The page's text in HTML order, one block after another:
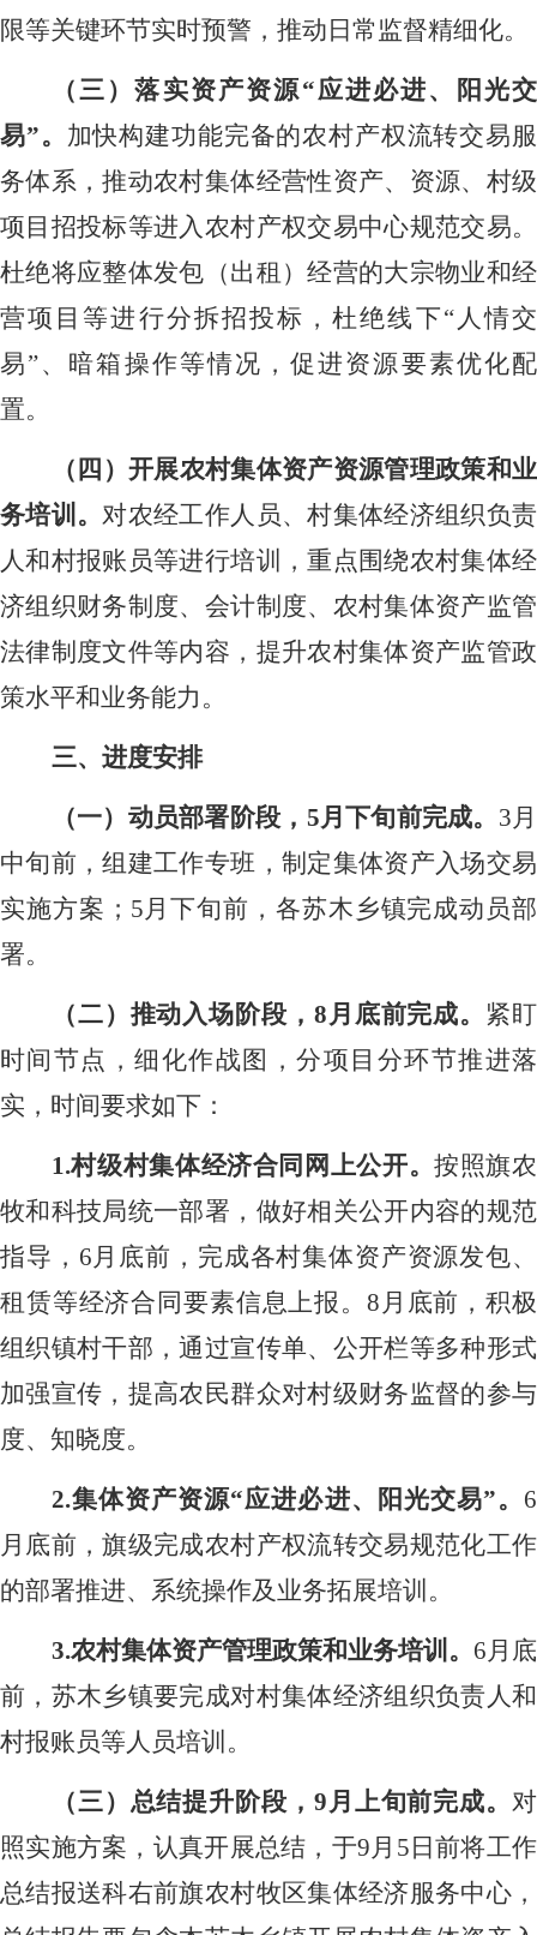
限等关键环节实时预警，推动日常监督精细化。
（三）落实资产资源“应进必进、阳光交
易”。 加快构建功能完备的农村产权流转交易服
务体系，推动农村集体经营性资产、资源、村级
项目招投标等进入农村产权交易中心规范交易。
杜绝将应整体发包（出租）经营的大宗物业和经
营项目等进行分拆招投标，杜绝线下“人情交
易”、暗箱操作等情况，促进资源要素优化配
置。
（四）开展农村集体资产资源管理政策和业
务培训。对农经工作人员、村集体经济组织负责
人和村报账员等进行培训，重点围绕农村集体经
济组织财务制度、会计制度、农村集体资产监管
法律制度文件等内容，提升农村集体资产监管政
策水平和业务能力。
三、进度安排
（一）动员部署阶段， 5月下旬前完成。 3月
中旬前，组建工作专班，制定集体资产入场交易
实施方案；5月下旬前，各苏木乡镇完成动员部
署。
（二）推动入场阶段， 8月底前完成。 紧盯
时间节点，细化作战图，分项目分环节推进落
实，时间要求如下：
1.村级村集体经济合同网上公开。按照旗农
牧和科技局统一部署，做好相关公开内容的规范
指导， 6月底前，完成各村集体资产资源发包、
租赁等经济合同要素信息上报。8月底前，积极
组织镇村干部，通过宣传单、公开栏等多种形式
加强宣传，提高农民群众对村级财务监督的参与
度、知晓度。
2.集体资产资源“应进必进、阳光交易”。 6
月底前，旗级完成农村产权流转交易规范化工作
的部署推进、系统操作及业务拓展培训。
3.农村集体资产管理政策和业务培训。 6月底
前，苏木乡镇要完成对村集体经济组织负责人和
村报账员等人员培训。
（三）总结提升阶段， 9月上旬前完成。对
照实施方案，认真开展总结，于9月5日前将工作
总结报送科右前旗农村牧区集体经济服务中心，